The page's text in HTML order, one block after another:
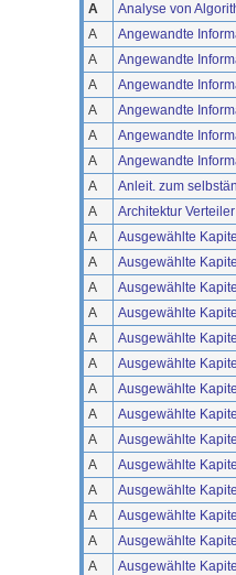
A
Analyse von
A
Angewandte
A
Angewandte
A
Angewandte
A
Angewandte
A
Angewandte
A
Angewandte
A
Anleit. zum
A
Architektur
A
Ausgewählte
A
Ausgewählte
A
Ausgewählte
A
Ausgewählte
A
Ausgewählte
A
Ausgewählte
A
Ausgewählte
A
Ausgewählte
A
Ausgewählte
A
Ausgewählte
A
Ausgewählte
A
Ausgewählte
A
Ausgewählte
A
Ausgewählte